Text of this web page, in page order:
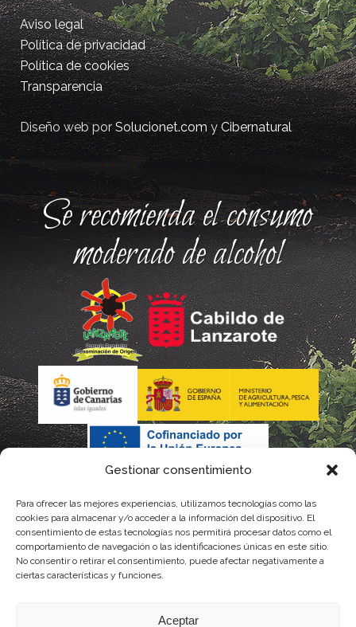
Gestionar consentimiento
Para ofrecer las mejores experiencias, utilizamos tecnologías como las
cookies para almacenar y/o acceder a la información del dispositivo. El
consentimiento de estas tecnologías nos permitirá procesar datos como el
comportamiento de navegación o las identificaciones únicas en este sitio.
No consentir o retirar el consentimiento, puede afectar negativamente a
ciertas características y funciones.
Aceptar
Aviso legal
Política de privacidad
Política de cookies
Transparencia
Diseño web porSolucionet.comyCibernatural
Se recomienda el consumo
moderado de alcohol
La gestión de la DOP Lanzarote realizada por este Consejo
Regulador es financiada, parcialmente, por el Gobierno de
Canarias